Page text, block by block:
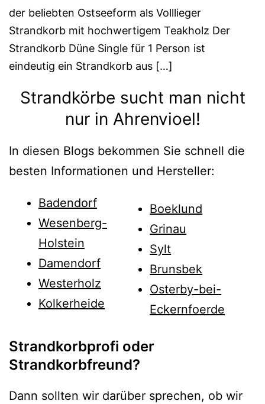
der beliebten Ostseeform als Volllieger
Strandkorb mit hochwertigem Teakholz Der
Strandkorb Düne Single für 1 Person ist
eindeutig ein Strandkorb aus […]
Strandkörbe sucht man nicht
nur in Ahrenvioel!
In diesen Blogs bekommen Sie schnell die
besten Informationen und Hersteller:
Badendorf
Wesenberg-
Holstein
Damendorf
Westerholz
Kolkerheide
Boeklund
Grinau
Sylt
Brunsbek
Osterby-bei-
Eckernfoerde
Strandkorbprofi oder
Strandkorbfreund?
Dann sollten wir darüber sprechen, ob wir